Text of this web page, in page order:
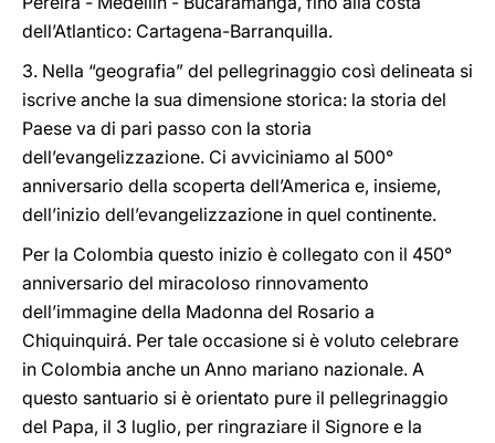
dell’Atlantico: Cartagena-Barranquilla.
3. Nella “geografia” del pellegrinaggio così delineata si
iscrive anche la sua dimensione storica: la storia del
Paese va di pari passo con la storia
dell’evangelizzazione. Ci avviciniamo al 500°
anniversario della scoperta dell’America e, insieme,
dell’inizio dell’evangelizzazione in quel continente.
Per la Colombia questo inizio è collegato con il 450°
anniversario del miracoloso rinnovamento
dell’immagine della Madonna del Rosario a
Chiquinquirá. Per tale occasione si è voluto celebrare
in Colombia anche un Anno mariano nazionale. A
questo santuario si è orientato pure il pellegrinaggio
del Papa, il 3 luglio, per ringraziare il Signore e la